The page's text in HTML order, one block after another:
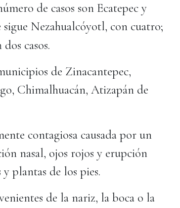
de casos son Ecatepec y
Nezahualcóyotl, con cuatro;
casos.
de Zinacantepec,
Chimalhuacán, Atizapán de
contagiosa causada por un
nasal, ojos rojos y erupción
plantas de los pies.
de la nariz, la boca o la